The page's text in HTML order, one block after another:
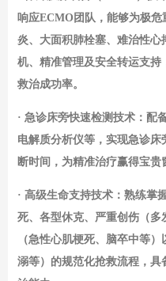
响应ECMO团队，能够为极
炎、大面积肺栓塞、难治性
机、精准管理及安全转运支
救治成功率。
· 急诊床旁快速检测技术：配
电解质分析仪等，实现急诊
断时间，为精准治疗赢得宝贵
· 高级生命支持技术：熟练掌
死、各型休克、严重创伤（
（急性心肌梗死、脑卒中等
溺等）的规范化抢救流程，